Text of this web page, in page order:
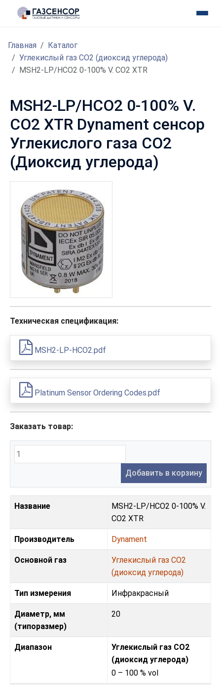
Главная
Каталог
Углекислый газ CO2 (диоксид углерода)
MSH2-LP/HCO2 0-100% V. CO2 XTR
MSH2-LP/HCO2 0-100% V.
CO2 XTR Dynament сенсор
Углекислого газа CO2
(Диоксид углерода)
Техническая спецификация:
MSH2-LP-HCO2.pdf
Platinum Sensor Ordering Codes.pdf
Заказать товар:
Добавить в корзину
Название
MSH2-LP/HCO2 0-100% V.
CO2 XTR
Производитель Dynament
Основной газ
Углекислый газ CO2
(диоксид углерода)
Тип измерения Инфракрасный
Диаметр, мм
(типоразмер)
20
Диапазон
Углекислый газ CO2
(диоксид углерода)
0 – 100 % vol